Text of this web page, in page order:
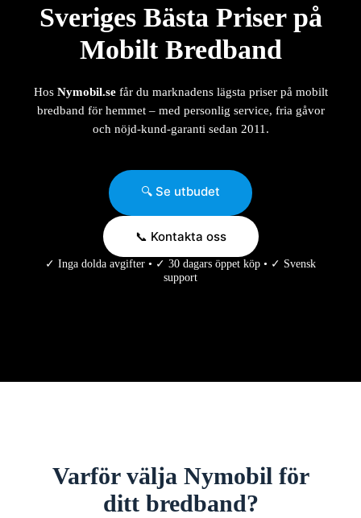
Sveriges Bästa Priser på
Mobilt Bredband
Hos Nymobil.sefår du marknadens lägsta priser på mobilt
bredband för hemmet – med personlig service, fria gåvor
och nöjd-kund-garanti sedan 2011.
🔍 Se utbudet
📞 Kontakta oss
✓ Inga dolda avgifter • ✓ 30 dagars öppet köp • ✓ Svensk
support
Varför välja Nymobil för
ditt bredband?